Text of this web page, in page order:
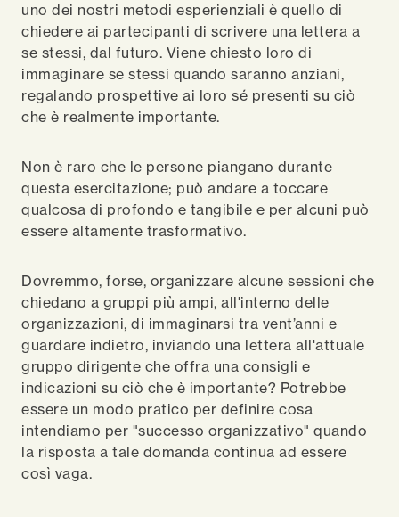
uno dei nostri metodi esperienziali è quello di
chiedere ai partecipanti di scrivere una lettera a
se stessi, dal futuro. Viene chiesto loro di
immaginare se stessi quando saranno anziani,
regalando prospettive ai loro sé presenti su ciò
che è realmente importante.
Non è raro che le persone piangano durante
questa esercitazione; può andare a toccare
qualcosa di profondo e tangibile e per alcuni può
essere altamente trasformativo.
Dovremmo, forse, organizzare alcune sessioni che
chiedano a gruppi più ampi, all'interno delle
organizzazioni, di immaginarsi tra vent’anni e
guardare indietro, inviando una lettera all'attuale
gruppo dirigente che offra una consigli e
indicazioni su ciò che è importante? Potrebbe
essere un modo pratico per definire cosa
intendiamo per "successo organizzativo" quando
la risposta a tale domanda continua ad essere
così vaga.